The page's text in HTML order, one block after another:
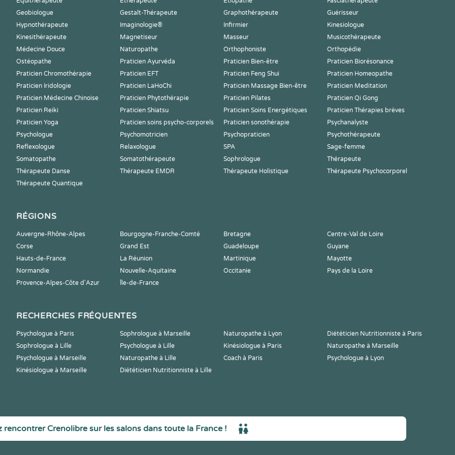
Geobiologue
Gestalt-Thérapeute Graphothérapeute
Guérisseur
Hypnothérapeute
Imaginologie® Infirmier
Kinesiologue
Kinesithérapeute
Magnetiseur Masseur
Musicothérapeute
Médecine Douce
Naturopathe Orthophoniste
Orthopédie
Ostéopathe
Praticien Ayurvéda Praticien Bien-être
Praticien Biorésonance
Praticien Chromothérapie
Praticien EFT Praticien Feng Shui
Praticien Homeopathe
Praticien Iridologie
Praticien LaHoChi Praticien Massage Bien-être
Praticien Meditation
Praticien Médecine Chinoise
Praticien Phytothérapie Praticien Pilates
Praticien Qi Gong
Praticien Reiki
Praticien Shiatsu Praticien Soins Energétiques
Praticien Thérapies brèves
Praticien Yoga
Praticien soins psycho-corporels Praticien sonothérapie
Psychanalyste
Psychologue
Psychomotricien Psychopraticien
Psychothérapeute
Reflexologue
Relaxologue SPA
Sage-femme
Somatopathe
Somatothérapeute Sophrologue
Thérapeute
Thérapeute Danse
Thérapeute EMDR Thérapeute Holistique
Thérapeute Psychocorporel
Thérapeute Quantique
RÉGIONS
Auvergne-Rhône-Alpes Bourgogne-Franche-Comté Bretagne
Centre-Val de Loire
Corse
Grand Est Guadeloupe
Guyane
Hauts-de-France
La Réunion Martinique
Mayotte
Normandie
Nouvelle-Aquitaine Occitanie
Pays de la Loire
Provence-Alpes-Côte d'Azur
Île-de-France
RECHERCHES FRÉQUENTES
Psychologue à Paris Sophrologue à Marseille Naturopathe à Lyon
Diététicien Nutritionniste à Paris
Sophrologue à Lille
Psychologue à Lille Kinésiologue à Paris
Naturopathe à Marseille
Psychologue à Marseille
Naturopathe à Lille Coach à Paris
Psychologue à Lyon
Kinésiologue à Marseille
Diététicien Nutritionniste à Lille
rencontrer Crenolibre sur les salons dans toute la France !